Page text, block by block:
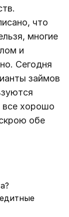
что
многие
и
Сегодня
займов
все хорошо
обе